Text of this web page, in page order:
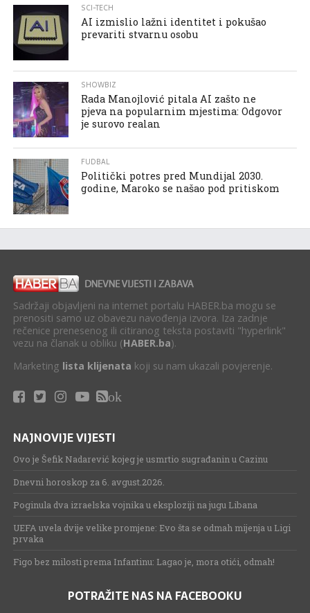
SCI-TECH
AI izmislio lažni identitet i pokušao
prevariti stvarnu osobu
SHOWBIZ
Rada Manojlović pitala AI zašto ne
pjeva na popularnim mjestima: Odgovor
je surovo realan
FUDBAL
Politički potres pred Mundijal 2030.
godine, Maroko se našao pod pritiskom
Sadržaji objavljeni na internet portalu HABER.ba mogu se
prenositi samo uz obavezu navođenja izvora. Iza zadnje
rečenice prenesenog ili citiranog teksta postaviti "hyperlink"
vezu na članak u obliku (HABER.ba).
Marketing lista klijenata koji su nam ukazali povjerenje.
ok
NAJNOVIJE VIJESTI
Ovo je Šefik Nadarević kojeg je usmrtio sugrađanin u Cazinu
Dnevni horoskop za 6. avgust.2026.
Poginula dva izraelska vojnika u eksploziji na jugu Libana
UEFA uvela dvije velike promjene: Evo šta se odmah mijenja u Ligi
prvaka
Figo bez milosti prema Infantinu: Lagao je, mora otići, odmah!
POTRAŽITE NAS NA FACEBOOKU